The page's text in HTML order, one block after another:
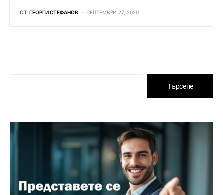
ОТ ГЕОРГИ СТЕФАНОВ СЕПТЕМВРИ 27, 2020
Търсене